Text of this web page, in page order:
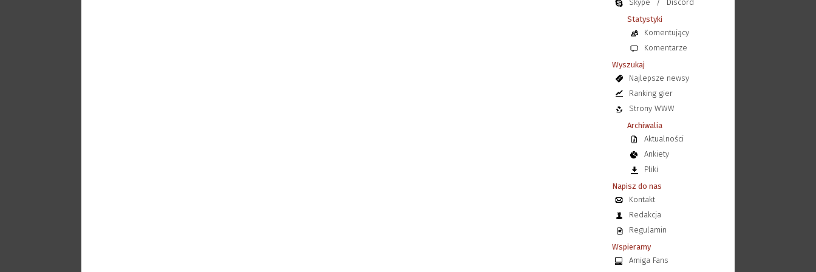
Skype /
Discord
Statystyki
Komentujący
Komentarze
Wyszukaj
Najlepsze newsy
Ranking gier
Strony WWW
Archiwalia
Aktualności
Ankiety
Pliki
Napisz do nas
Kontakt
Redakcja
Regulamin
Wspieramy
Amiga Fans